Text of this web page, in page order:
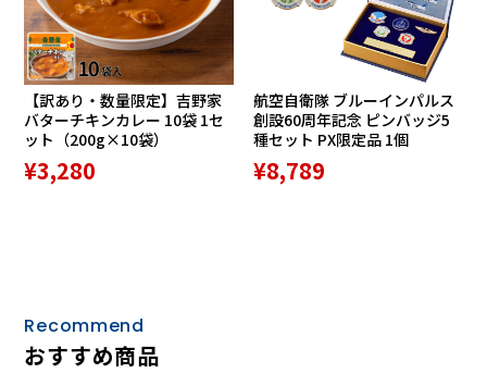
【訳あり・数量限定】吉野家
バターチキンカレー 10袋 1セ
ット（200g×10袋）
¥3,280
航空自衛隊 ブルーインパルス
創設60周年記念 ピンバッジ5
種セット PX限定品 1個
¥8,789
Recommend
おすすめ商品